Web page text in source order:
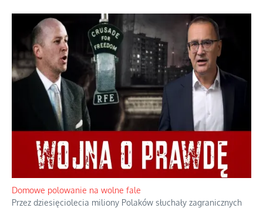
Historyczne fikołki zagranicznego obserwatora dziejów
Fascynowało go, że w różnych miejscach te same wydarzenia
pamiętano zupełnie inaczej i budowano wokół nich odmienne
opowieści....